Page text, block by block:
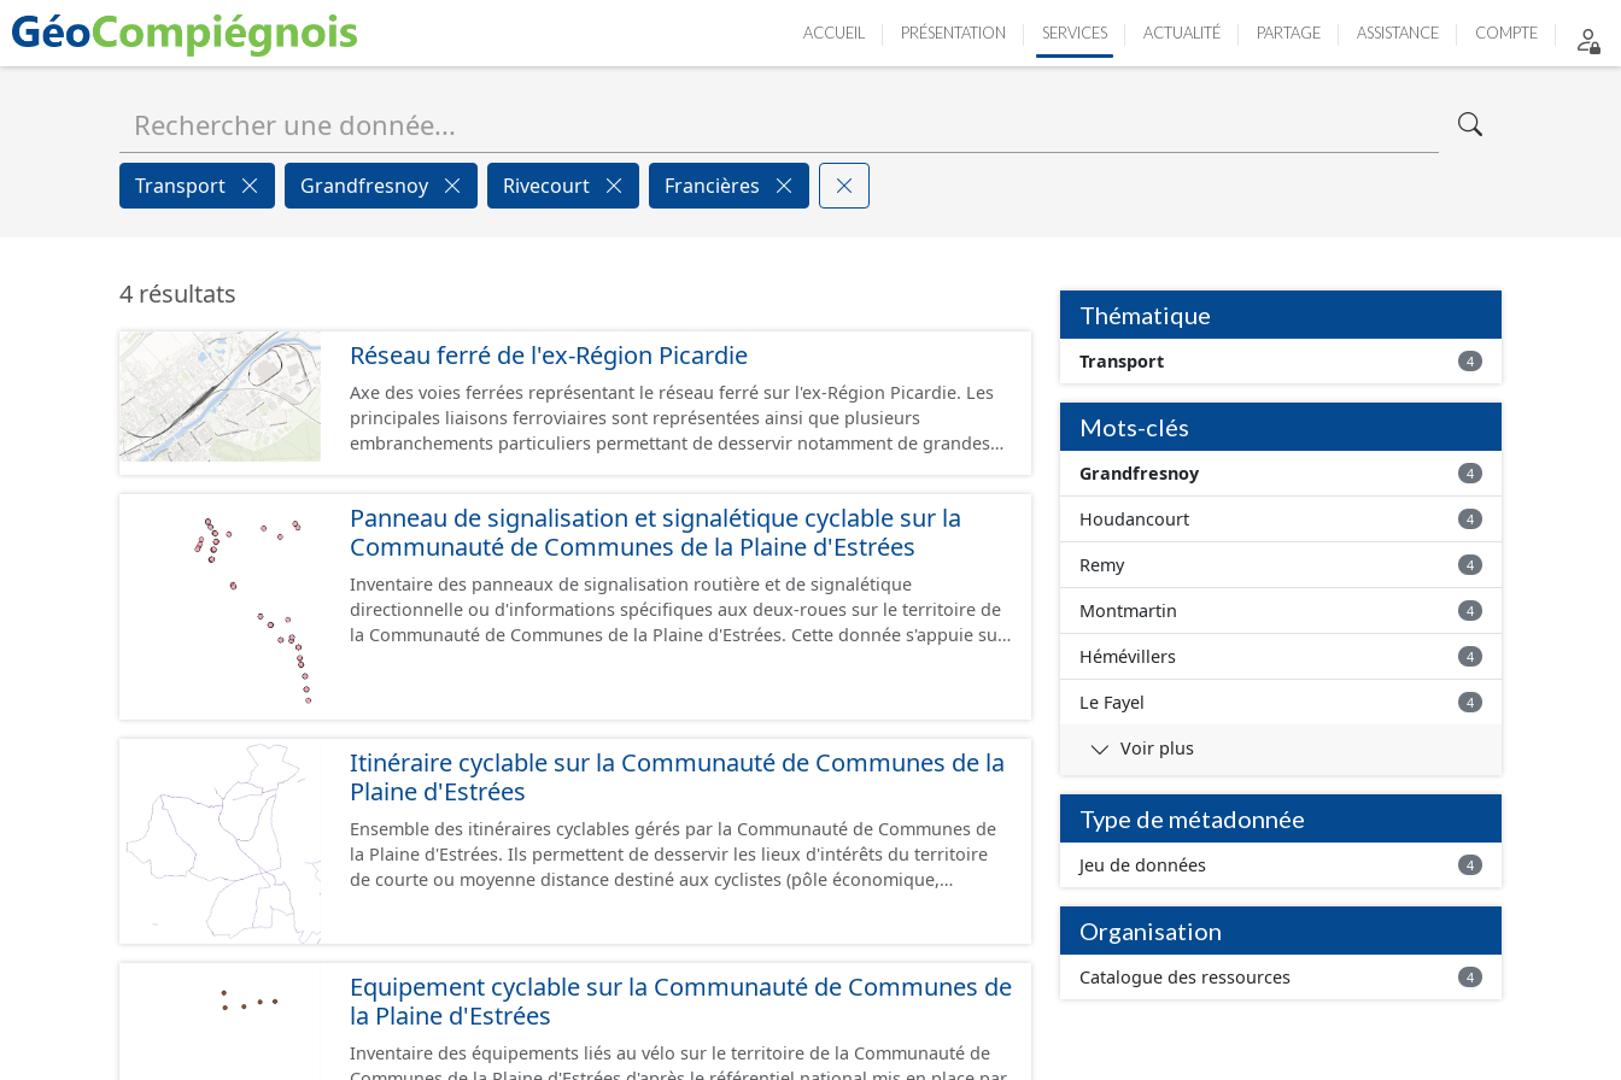
ACCUEIL PRÉSENTATION SERVICES ACTUALITÉ PARTAGE ASSISTANCE COMPTE
Transport Grandfresnoy Rivecourt Francières
4 résultats
Réseau ferré de l'ex-Région Picardie
Axe des voies ferrées représentant le réseau ferré sur l'ex-Région Picardie. Les
principales liaisons ferroviaires sont représentées ainsi que plusieurs
embranchements particuliers permettant de desservir notamment de grandes
Panneau de signalisation et signalétique cyclable sur la
Communauté de Communes de la Plaine d'Estrées
Inventaire des panneaux de signalisation routière et de signalétique
directionnelle ou d'informations spécifiques aux deux-roues sur le territoire de
la Communauté de Communes de la Plaine d'Estrées. Cette donnée s'appuie sur
Itinéraire cyclable sur la Communauté de Communes de la
Plaine d'Estrées
Ensemble des itinéraires cyclables gérés par la Communauté de Communes de
la Plaine d'Estrées. Ils permettent de desservir les lieux d'intérêts du territoire
de courte ou moyenne distance destiné aux cyclistes (pôle économique,
piétonne, bandes cyclables ou jalonnement sur chaussée. Les itinéraires ne sont
pas des aménagements mais une succession d’aménagements de natures
diverses et parfois ils peuvent emprunter des tronçons de voies non aménagés
pour assurer une continuité. Ce jeu de données comprend uniquement les
Equipement cyclable sur la Communauté de Communes de
la Plaine d'Estrées
Inventaire des équipements liés au vélo sur le territoire de la Communauté de
Thématique
Transport 4
Mots-clés
Grandfresnoy 4
Houdancourt 4
Remy 4
Montmartin 4
Hémévillers 4
Le Fayel 4
Voir plus
Type de métadonnée
Jeu de données 4
Organisation
Catalogue des ressources 4